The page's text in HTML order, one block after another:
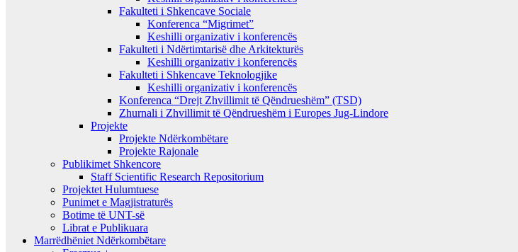
Fakulteti i Shkencave Sociale
Konferenca “Migrimet”
Keshilli organizativ i konferencës
Fakulteti i Ndërtimtarisë dhe Arkitekturës
Keshilli organizativ i konferencës
Fakulteti i Shkencave Teknologjike
Keshilli organizativ i konferencës
Konferenca “Drejt Zhvillimit të Qëndrueshëm” (TSD)
Zhurnali i Zhvillimit të Qëndrueshëm i Europes Jug-Lindore
Projekte
Projekte Ndërkombëtare
Projekte Rajonale
Publikimet Shkencore
Staff Scientific Research Repositorium
Projektet Hulumtuese
Punimet e Magjistraturës
Botime të UNT-së
Librat e Publikuara
Marrëdhëniet Ndërkombëtare